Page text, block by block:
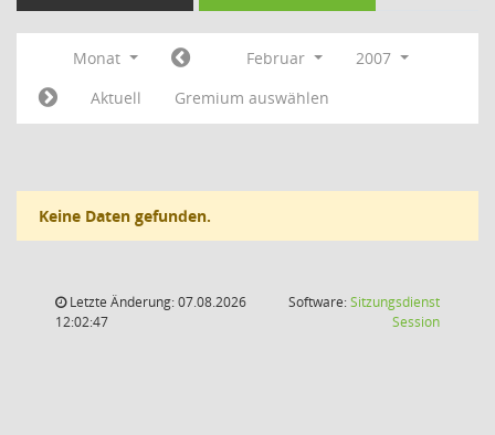
Monat Februar
2007
Aktuell
Gremium auswählen
Keine Daten gefunden.
Letzte Änderung: 07.08.2026
12:02:47
Software:Sitzungsdienst
Session(Wird in